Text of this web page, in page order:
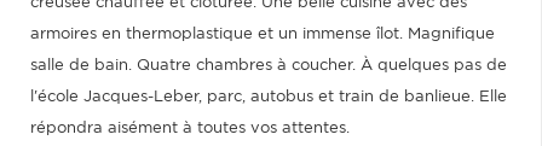
armoires en thermoplastique et un immense îlot. Magnifique
salle de bain. Quatre chambres à coucher. À quelques pas de
l'école Jacques-Leber, parc, autobus et train de banlieue. Elle
répondra aisément à toutes vos attentes.